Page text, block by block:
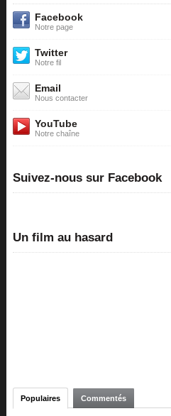
Facebook
Notre page
Twitter
Notre fil
Email
Nous contacter
YouTube
Notre chaîne
Suivez-nous sur Facebook
Un film au hasard
Populaires Commentés